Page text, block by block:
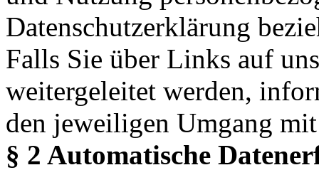
Datenschutzerklärung
Falls Sie über Links auf
weitergeleitet werden,
den jeweiligen Umgang
§ 2 Automatische